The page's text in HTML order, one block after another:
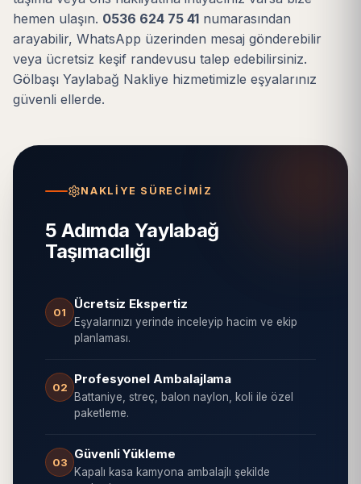
hemen ulaşın. 0536 624 75 41 numarasından
arayabilir, WhatsApp üzerinden mesaj gönderebilir
veya ücretsiz keşif randevusu talep edebilirsiniz.
Gölbaşı Yaylabağ Nakliye hizmetimizle eşyalarınız
güvenli ellerde.
NAKLIYE SÜRECIMIZ
5 Adımda Yaylabağ
Taşımacılığı
01
Ücretsiz Ekspertiz
Eşyalarınızı yerinde inceleyip hacim ve ekip
planlaması.
02
Profesyonel Ambalajlama
Battaniye, streç, balon naylon, koli ile özel
paketleme.
03
Güvenli Yükleme
Kapalı kasa kamyona ambalajlı şekilde